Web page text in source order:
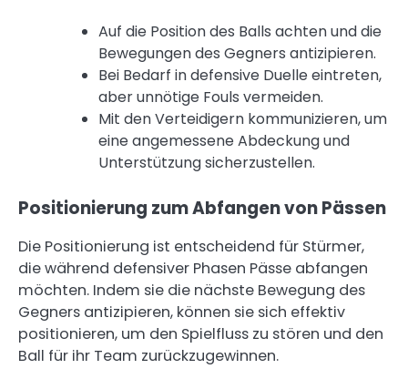
Auf die Position des Balls achten und die
Bewegungen des Gegners antizipieren.
Bei Bedarf in defensive Duelle eintreten,
aber unnötige Fouls vermeiden.
Mit den Verteidigern kommunizieren, um
eine angemessene Abdeckung und
Unterstützung sicherzustellen.
Positionierung zum Abfangen von Pässen
Die Positionierung ist entscheidend für Stürmer,
die während defensiver Phasen Pässe abfangen
möchten. Indem sie die nächste Bewegung des
Gegners antizipieren, können sie sich effektiv
positionieren, um den Spielfluss zu stören und den
Ball für ihr Team zurückzugewinnen.